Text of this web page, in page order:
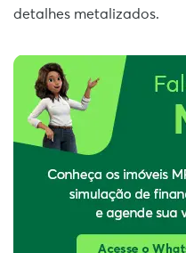
detalhes metalizados.